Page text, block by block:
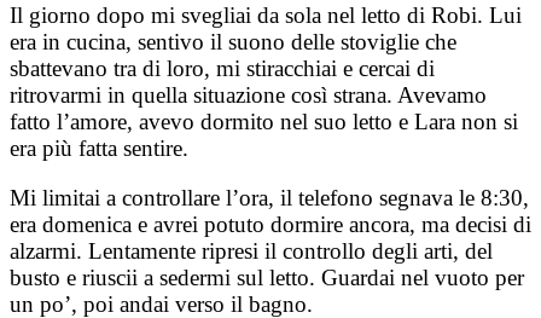
Il giorno dopo mi svegliai da sola nel letto di Robi. Lui
era in cucina, sentivo il suono delle stoviglie che
sbattevano tra di loro, mi stiracchiai e cercai di
ritrovarmi in quella situazione così strana. Avevamo
fatto l’amore, avevo dormito nel suo letto e Lara non si
era più fatta sentire.
Mi limitai a controllare l’ora, il telefono segnava le 8:30,
era domenica e avrei potuto dormire ancora, ma decisi di
alzarmi. Lentamente ripresi il controllo degli arti, del
busto e riuscii a sedermi sul letto. Guardai nel vuoto per
un po’, poi andai verso il bagno.